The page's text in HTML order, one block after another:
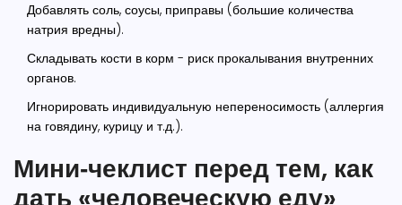
Добавлять соль, соусы, приправы (большие количества
натрия вредны).
Складывать кости в корм - риск прокалывания внутренних
органов.
Игнорировать индивидуальную непереносимость (аллергия
на говядину, курицу и т.д.).
Мини‑чеклист перед тем, как